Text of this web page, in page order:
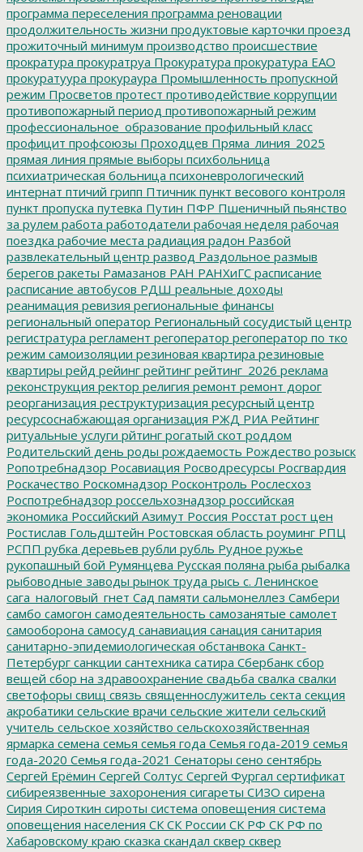
программа переселения программа реновации
продолжительность жизни продуктовые карточки проезд
прожиточный минимум производство происшествие
прократура прокуратруа Прокуратура прокуратура ЕАО
прокуратуура прокураура Промышленность пропускной
режим Просветов протест противодействие коррупции
противопожарный период противопожарный режим
профессиональное_образование профильный класс
профицит профсоюзы Проходцев Пряма_линия_2025
прямая линия прямые выборы психбольница
психиатрическая больница психоневрологический
интернат птичий грипп Птичник пункт весового контроля
пункт пропуска путевка Путин ПФР Пшеничный пьянство
за рулем работа работодатели рабочая неделя рабочая
поездка рабочие места радиация радон Разбой
развлекательный центр развод Раздольное размыв
берегов ракеты Рамазанов РАН РАНХиГС расписание
расписание автобусов РДШ реальные доходы
реанимация ревизия региональные финансы
региональный оператор Региональный сосудистый центр
регистратура регламент регоператор регоператор по тко
режим самоизоляции резиновая квартира резиновые
квартиры рейд рейинг рейтинг рейтинг_2026 реклама
реконструкция ректор религия ремонт ремонт дорог
реорганизация реструктуризация ресурсный центр
ресурсоснабжающая организация РЖД РИА Рейтинг
ритуальные услуги рйтинг рогатый скот роддом
Родительский день роды рождаемость Рождество розыск
Ропотребнадзор Росавиация Росводресурсы Росгвардия
Роскачество Роскомнадзор Росконтроль Рослесхоз
Роспотребнадзор россельхознадзор российская
экономика Российский Азимут Россия Росстат рост цен
Ростислав Гольдштейн Ростовская область роуминг РПЦ
РСПП рубка деревьев рубли рубль Рудное ружье
рукопашный бой Румянцева Русская поляна рыба рыбалка
рыбоводные заводы рынок труда рысь с. Ленинское
сага_налоговый_гнет Сад памяти сальмонеллез Самбери
самбо самогон самодеятельность самозанятые самолет
самооборона самосуд санавиация санация санитария
санитарно-эпидемиологическая обстанвока Санкт-
Петербург санкции сантехника сатира Сбербанк сбор
вещей сбор на здравоохранение свадьба свалка свалки
светофоры свищ связь священнослужитель секта секция
акробатики сельские врачи сельские жители сельский
учитель сельское хозяйство сельскохозяйственная
ярмарка семена семья семья года Семья года-2019 семья
года-2020 Семья года-2021 Сенаторы сено сентябрь
Сергей Ерёмин Сергей Солтус Сергей Фургал сертификат
сибиреязвенные захоронения сигареты СИЗО сирена
Сирия Сироткин сироты система оповещения система
оповещения населения СК СК России СК РФ СК РФ по
Хабаровскому краю сказка скандал сквер сквер